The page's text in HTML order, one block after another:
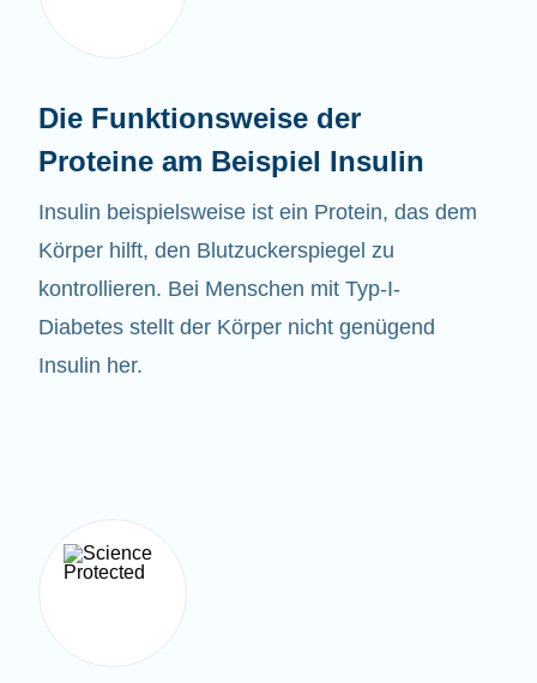
Die Funktionsweise der
Proteine am Beispiel Insulin
Insulin beispielsweise ist ein Protein, das dem
Körper hilft, den Blutzuckerspiegel zu
kontrollieren. Bei Menschen mit Typ-I-
Diabetes stellt der Körper nicht genügend
Insulin her.